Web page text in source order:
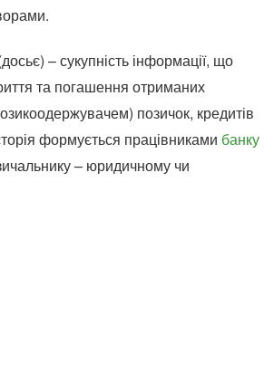
– сукупність інформації, що
та погашення отриманих
позичок, кредитів
формується працівниками банку
– юридичному чи